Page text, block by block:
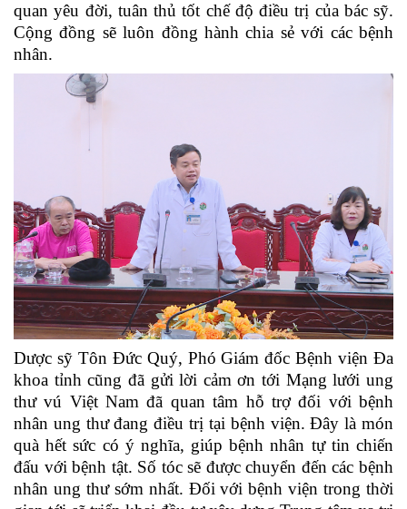
quan yêu đời, tuân thủ tốt chế độ điều trị của bác sỹ.
Cộng đồng sẽ luôn đồng hành chia sẻ với các bệnh
nhân.
Dược sỹ Tôn Đức Quý, Phó Giám đốc Bệnh viện Đa
khoa tỉnh cũng đã gửi lời cảm ơn tới Mạng lưới ung
thư vú Việt Nam đã quan tâm hỗ trợ đối với bệnh
nhân ung thư đang điều trị tại bệnh viện. Đây là món
quà hết sức có ý nghĩa, giúp bệnh nhân tự tin chiến
đấu với bệnh tật. Số tóc sẽ được chuyển đến các bệnh
nhân ung thư sớm nhất. Đối với bệnh viện trong thời